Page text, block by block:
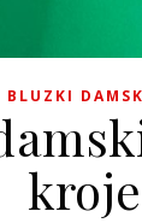
BLUZKI
kroje